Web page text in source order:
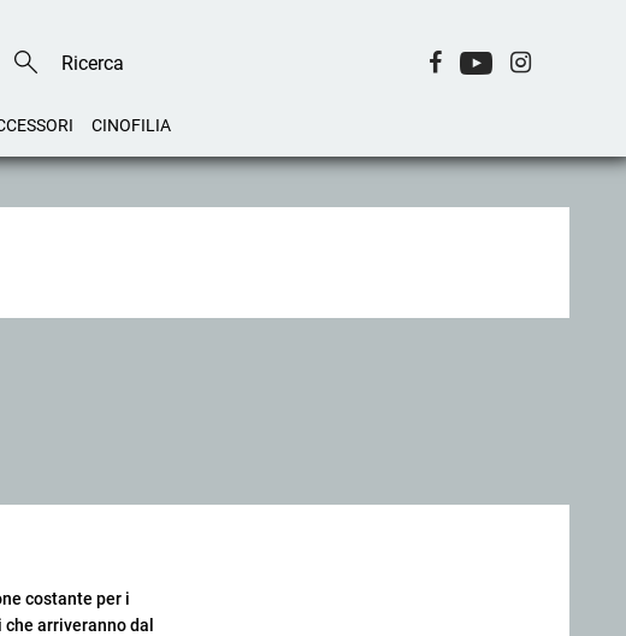
CINOFILIA
costante per i
arriveranno dal